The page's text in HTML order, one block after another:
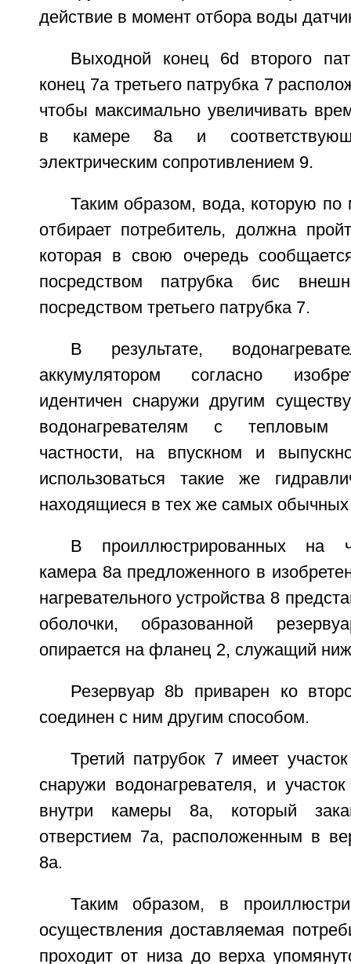
действие в момент отбора воды
Выходной конец 6d второго
конец 7а третьего патрубка 7
чтобы максимально увеличивать
в камере 8а и
электрическим сопротивлением 9.
Таким образом, вода, которую по
отбирает потребитель, должна
которая в свою очередь
посредством патрубка бис
посредством третьего патрубка 7.
В результате,
аккумулятором согласно
идентичен снаружи другим
водонагревателям с тепловым
частности, на впускном и
использоваться такие же
находящиеся в тех же самых
В проиллюстрированных на
камера 8а предложенного в
нагревательного устройства 8
оболочки, образованной
опирается на фланец 2, служащий
Резервуар 8b приварен ко
соединен с ним другим способом.
Третий патрубок 7 имеет
снаружи водонагревателя, и
внутри камеры 8а, который
отверстием 7а, расположенным в
8а.
Таким образом, в
осуществления доставляемая
проходит от низа до верха